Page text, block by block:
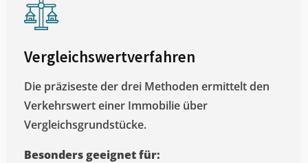
Vergleichswertverfahren
Die präziseste der drei Methoden ermittelt den
Verkehrswert einer Immobilie über
Vergleichsgrundstücke.
Besonders geeignet für: